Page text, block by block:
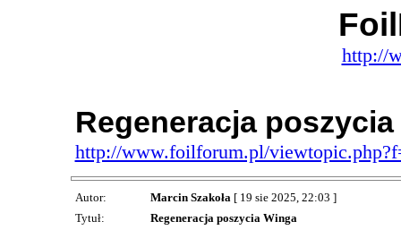
http://
Regeneracja
http://www.foilforum.pl/
Autor: Marcin Szakoła[ 19 sie 2025, 22:03 ]
Tytuł:
Regeneracja poszycia Winga